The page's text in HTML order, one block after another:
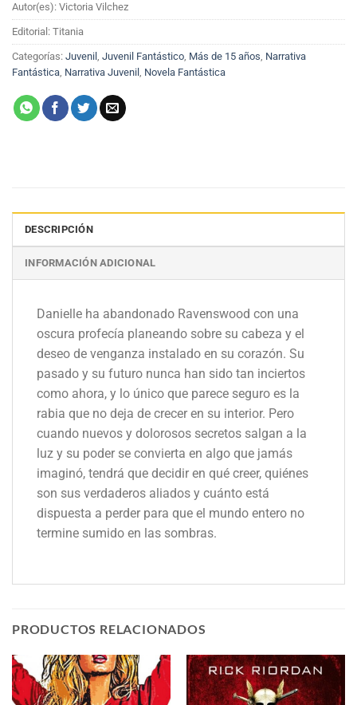
Autor(es): Victoria Vilchez
Editorial: Titania
Categorías: Juvenil , Juvenil Fantástico, Más de 15 años, Narrativa
Fantástica, Narrativa Juvenil , Novela Fantástica
DESCRIPCIÓN
INFORMACIÓN ADICIONAL
Danielle ha abandonado Ravenswood con una
oscura profecía planeando sobre su cabeza y el
deseo de venganza instalado en su corazón. Su
pasado y su futuro nunca han sido tan inciertos
como ahora, y lo único que parece seguro es la
rabia que no deja de crecer en su interior. Pero
cuando nuevos y dolorosos secretos salgan a la
luz y su poder se convierta en algo que jamás
imaginó, tendrá que decidir en qué creer, quiénes
son sus verdaderos aliados y cuánto está
dispuesta a perder para que el mundo entero no
termine sumido en las sombras.
PRODUCTOS RELACIONADOS